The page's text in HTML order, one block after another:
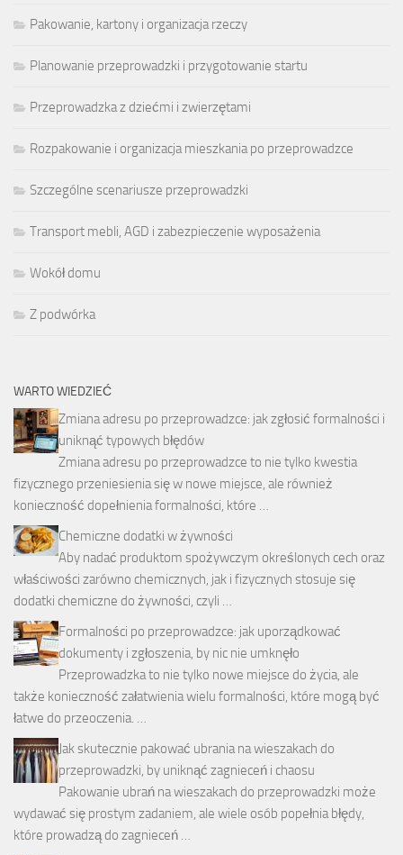
Pakowanie, kartony i organizacja rzeczy
Planowanie przeprowadzki i przygotowanie startu
Przeprowadzka z dziećmi i zwierzętami
Rozpakowanie i organizacja mieszkania po przeprowadzce
Szczególne scenariusze przeprowadzki
Transport mebli, AGD i zabezpieczenie wyposażenia
Wokół domu
Z podwórka
WARTO WIEDZIEĆ
Zmiana adresu po przeprowadzce: jak zgłosić formalności i
uniknąć typowych błędów
Zmiana adresu po przeprowadzce to nie tylko kwestia
fizycznego przeniesienia się w nowe miejsce, ale również
konieczność dopełnienia formalności, które …
Chemiczne dodatki w żywności
Aby nadać produktom spożywczym określonych cech oraz
właściwości zarówno chemicznych, jak i fizycznych stosuje się
dodatki chemiczne do żywności, czyli …
Formalności po przeprowadzce: jak uporządkować
dokumenty i zgłoszenia, by nic nie umknęło
Przeprowadzka to nie tylko nowe miejsce do życia, ale
także konieczność załatwienia wielu formalności, które mogą być
łatwe do przeoczenia. …
Jak skutecznie pakować ubrania na wieszakach do
przeprowadzki, by uniknąć zagnieceń i chaosu
Pakowanie ubrań na wieszakach do przeprowadzki może
wydawać się prostym zadaniem, ale wiele osób popełnia błędy,
które prowadzą do zagnieceń …